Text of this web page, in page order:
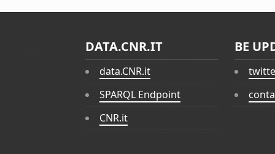
DATA.CNR.IT
data.CNR.it
SPARQL Endpoint
CNR.it
BE